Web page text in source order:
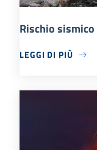
Rischio sismico
LEGGI DI PIÙ